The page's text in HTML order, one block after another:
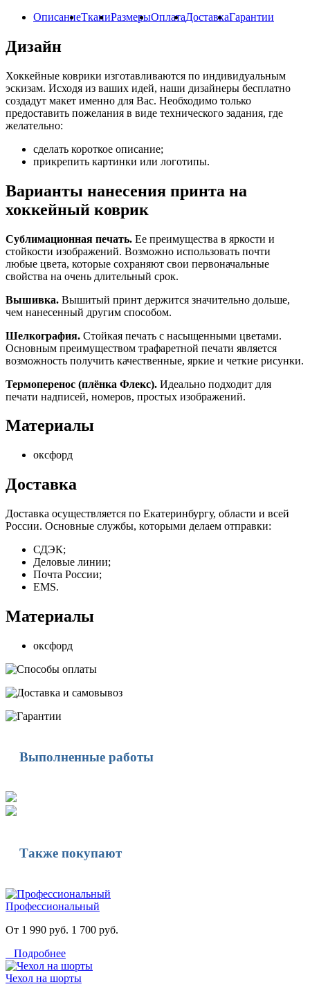
ОписаниеТканиРазмерыОплатаДоставкаГарантии
Дизайн
Хоккейные коврики изготавливаются по индивидуальным
эскизам. Исходя из ваших идей, наши дизайнеры бесплатно
создадут макет именно для Вас. Необходимо только
предоставить пожелания в виде технического задания, где
желательно:
сделать короткое описание;
прикрепить картинки или логотипы.
Варианты нанесения принта на
хоккейный коврик
Сублимационная печать. Ее преимущества в яркости и
стойкости изображений. Возможно использовать почти
любые цвета, которые сохраняют свои первоначальные
свойства на очень длительный срок.
Вышивка. Вышитый принт держится значительно дольше,
чем нанесенный другим способом.
Шелкография. Стойкая печать с насыщенными цветами.
Основным преимуществом трафаретной печати является
возможность получить качественные, яркие и четкие рисунки.
Термоперенос (плёнка Флекс). Идеально подходит для
печати надписей, номеров, простых изображений.
Материалы
оксфорд
Доставка
Доставка осуществляется по Екатеринбургу, области и всей
России. Основные службы, которыми делаем отправки:
СДЭК;
Деловые линии;
Почта России;
EMS.
Материалы
оксфорд
Выполненные работы
Также покупают
Профессиональный
От 1 990 руб. 1 700 руб.
Подробнее
Чехол на шорты